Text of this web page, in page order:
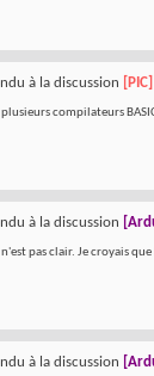
à la discussion [PIC]
compilateurs
à la discussion
pas clair. Je croyais
à la discussion